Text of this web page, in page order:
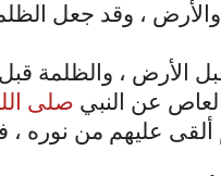
، وقد جعل
الأرض ، والظلمة قبل
عن النبي صلى
عليهم من نوره ،